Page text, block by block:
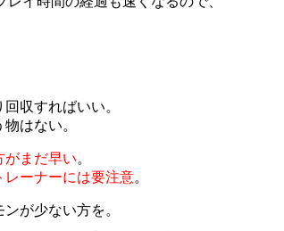
収すればいい。
はない。
がまだ早い。
レーナーには要注意。
が少ない方を。